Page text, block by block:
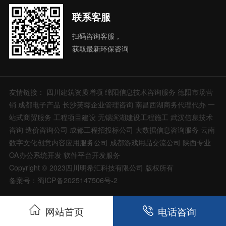
联系客服
扫码咨询客服，
获取最新环保咨询
友情链接： 四川建筑资质增项 绵阳信息技术咨询服务 德阳市场营
销 成都电子产品 长沙芙蓉企业管理咨询 南昌西湖商务代理代办 一
站式商贸服务 工程项目建设 无锡滨湖建设工程施工 武汉信息技术
咨询 造价咨询公司 成都工程招投标公司 大数据信息咨询服务 云南
数字文化创意内容应用服务公司 成都游戏用品交流公司 陕西专业
OA办公系统开发 软件平台开发服务
Copyright © 2023四川明希汇科技有限公司 版权所有
备案号：蜀ICP备2025147506号-2
网站首页 电话咨询